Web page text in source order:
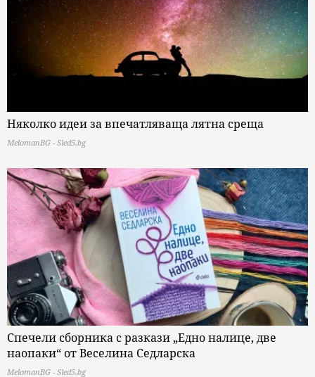
Няколко идеи за впечатляваща лятна среща
MelomanBG - Sled5.bg
Спечели сборника с разкази „Едно налице, две
наопаки“ от Веселина Седларска
MelomanBG - Sled5.bg